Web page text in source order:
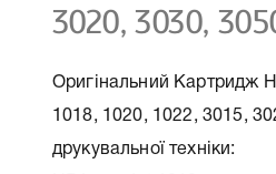
3020, 3030,
Оригінальний Картридж
1018, 1020, 1022, 3015,
друкувальної техніки: